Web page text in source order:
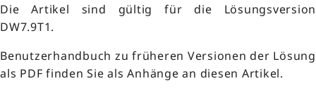
Die Artikel sind gültig für die Lösungsversion
DW7.9T1.
Benutzerhandbuch zu früheren Versionen der Lösung
als PDF finden Sie als Anhänge an diesen Artikel.